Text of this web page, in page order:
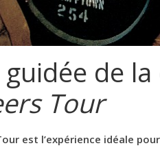
de
Tour
est l’expérience idéale